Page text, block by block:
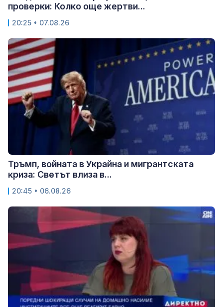
проверки: Колко още жертви...
20:25 • 07.08.26
Тръмп, войната в Украйна и мигрантската
криза: Светът влиза в...
20:45 • 06.08.26